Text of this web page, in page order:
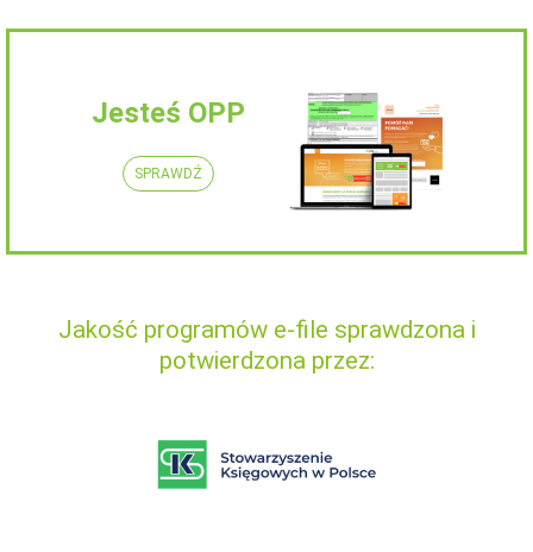
Jesteś OPP
SPRAWDŹ
Jakość programów e-file sprawdzona i
potwierdzona przez: